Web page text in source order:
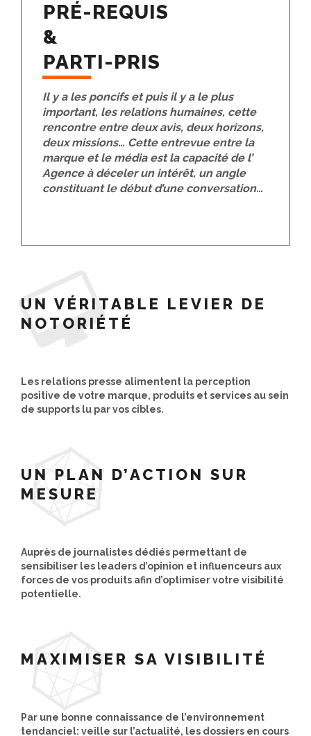
PRÉ-REQUIS
&
PARTI-PRIS
Il y a les poncifs et puis il y a le plus
important, les relations humaines, cette
rencontre entre deux avis, deux horizons,
deux missions… Cette entrevue entre la
marque et le média est la capacité de l’
Agence à déceler un intérêt, un angle
constituant le début d’une conversation…
UN VÉRITABLE LEVIER DE
NOTORIÉTÉ
Les relations presse alimentent la perception
positive de votre marque, produits et services au sein
de supports lu par vos cibles.
UN PLAN D’ACTION SUR
MESURE
Auprès de journalistes dédiés permettant de
sensibiliser les leaders d’opinion et influenceurs aux
forces de vos produits afin d’optimiser votre visibilité
potentielle.
MAXIMISER SA VISIBILITÉ
Par une bonne connaissance de l’environnement
tendanciel: veille sur l’actualité, les dossiers en cours